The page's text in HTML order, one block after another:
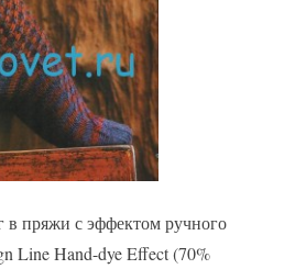
в пряжи с эффектом ручного
Line Hand-dye Effect (70%